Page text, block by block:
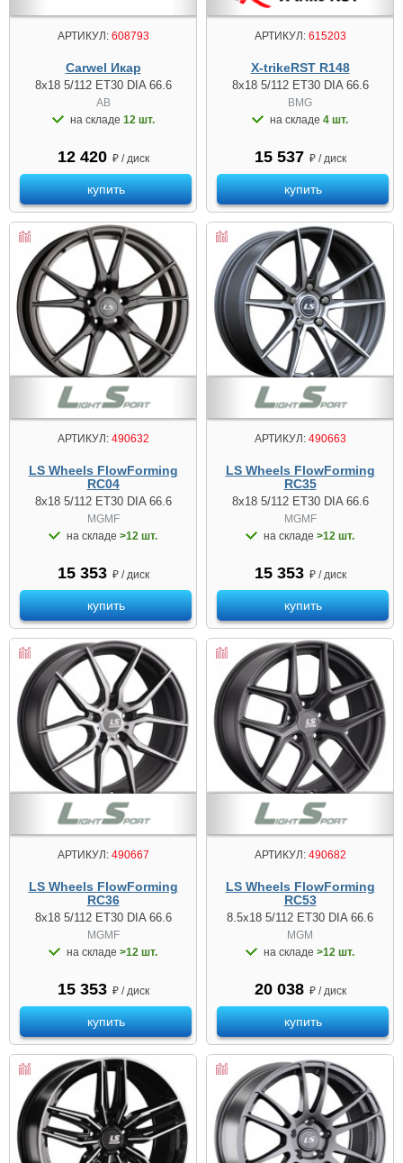
АРТИКУЛ:608793
Carwel Икар
8x18 5/112 ET30 DIA 66.6
AB
на складе 12 шт.
12 420 ₽ / диск
купить
АРТИКУЛ:615203
X-trikeRST R148
8x18 5/112 ET30 DIA 66.6
BMG
на складе 4 шт.
15 537 ₽ / диск
купить
АРТИКУЛ:490632
LS Wheels FlowForming
RC04
8x18 5/112 ET30 DIA 66.6
MGMF
на складе >12 шт.
15 353 ₽ / диск
купить
АРТИКУЛ:490663
LS Wheels FlowForming
RC35
8x18 5/112 ET30 DIA 66.6
MGMF
на складе >12 шт.
15 353 ₽ / диск
купить
АРТИКУЛ:490667
LS Wheels FlowForming
RC36
8x18 5/112 ET30 DIA 66.6
MGMF
на складе >12 шт.
15 353 ₽ / диск
купить
АРТИКУЛ:490682
LS Wheels FlowForming
RC53
8.5x18 5/112 ET30 DIA 66.6
MGM
на складе >12 шт.
20 038 ₽ / диск
купить